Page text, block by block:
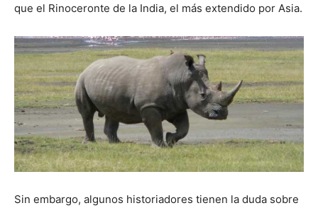
que el Rinoceronte de la India, el más extendido por Asia.
Sin embargo, algunos historiadores tienen la duda sobre